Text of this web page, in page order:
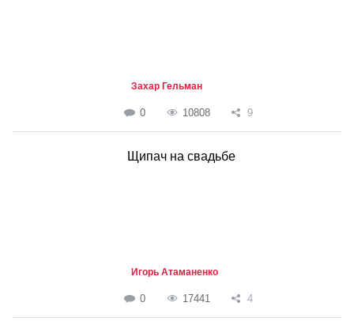
Захар Гельман
0 10808 9
Щипач на свадьбе
Игорь Атаманенко
0 17441 4